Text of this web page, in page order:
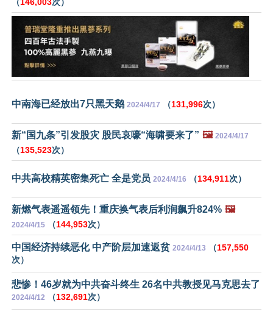
中南海已经放出7只黑天鹅 2024/4/17 （131,996次）
新“国九条”引发股灾 股民哀嚎“海啸要来了” 🖼️ 2024/4/17
（135,523次）
中共高校精英密集死亡 全是党员 2024/4/16 （134,911次）
新燃气表遥遥领先！重庆换气表后利润飙升824% 🖼️
2024/4/15 （144,953次）
中国经济持续恶化 中产阶层加速返贫 2024/4/13 （157,550
次）
悲惨！46岁就为中共奋斗终生 26名中共教授见马克思去了
2024/4/12 （132,691次）